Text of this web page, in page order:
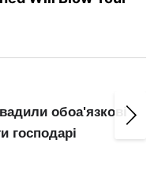
та Дарниці
цінами